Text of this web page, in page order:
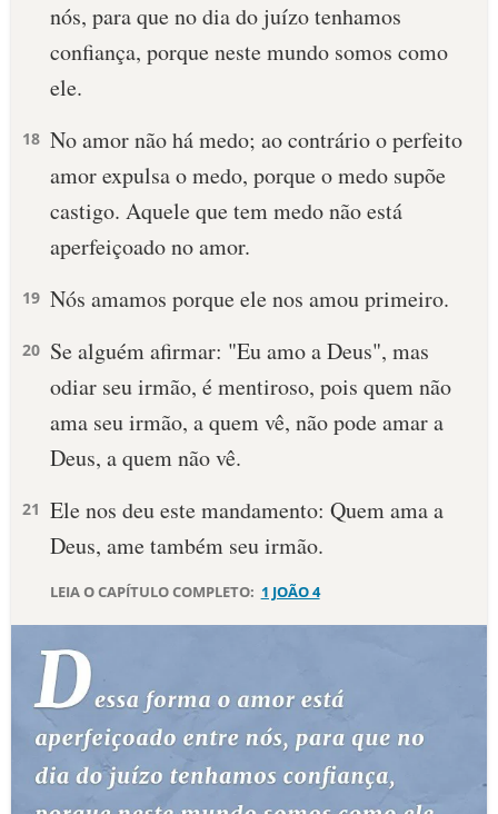
PALAVRA DO DIA
SALMO DO DIA
DEVOCIONAL DIÁRIO
10 MANDAMENTOS
ESTUDOS BÍBLICOS
ESBOÇOS DE PREGAÇÃO
TEMAS
PERGUNTE À BÍBLIA IA
TERMO BÍBLICO
LOJA BÍBLIAON
nós, para que no dia do juízo tenhamos
confiança, porque neste mundo somos como
ele.
18 No amor não há medo; ao contrário o perfeito
amor expulsa o medo, porque o medo supõe
castigo. Aquele que tem medo não está
aperfeiçoado no amor.
19 Nós amamos porque ele nos amou primeiro.
20 Se alguém afirmar: "Eu amo a Deus", mas
odiar seu irmão, é mentiroso, pois quem não
ama seu irmão, a quem vê, não pode amar a
Deus, a quem não vê.
21 Ele nos deu este mandamento: Quem ama a
Deus, ame também seu irmão.
LEIA O CAPÍTULO COMPLETO: 1 JOÃO 4